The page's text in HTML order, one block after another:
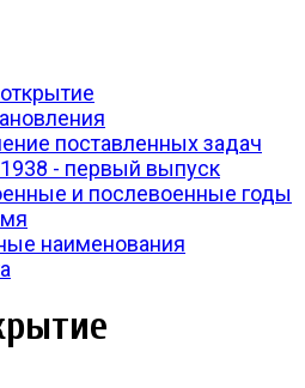
поставленных задач
1938 - первый выпуск
и послевоенные годы
наименования